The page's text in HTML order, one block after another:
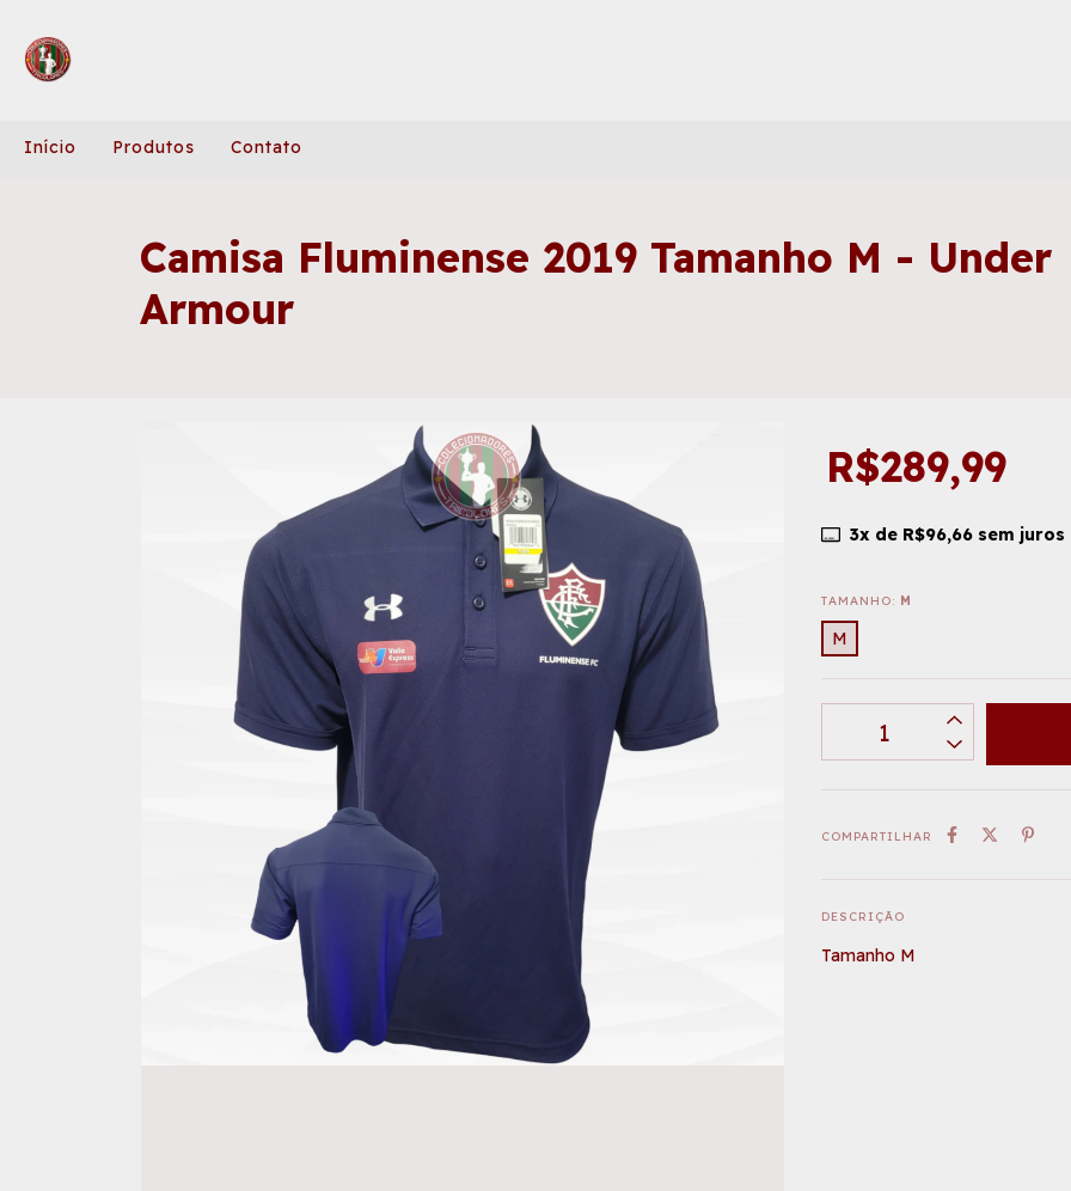
Início Produtos Contato
Camisa Fluminense 2019 Tamanho M - Under
Armour
R$289,99
3x de R$96,66sem juros
TAMANHO: M
M
COMPARTILHAR
DESCRIÇÃO
Tamanho M